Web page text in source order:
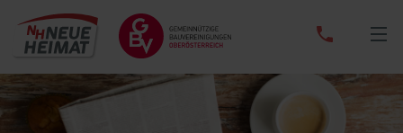
0732
01